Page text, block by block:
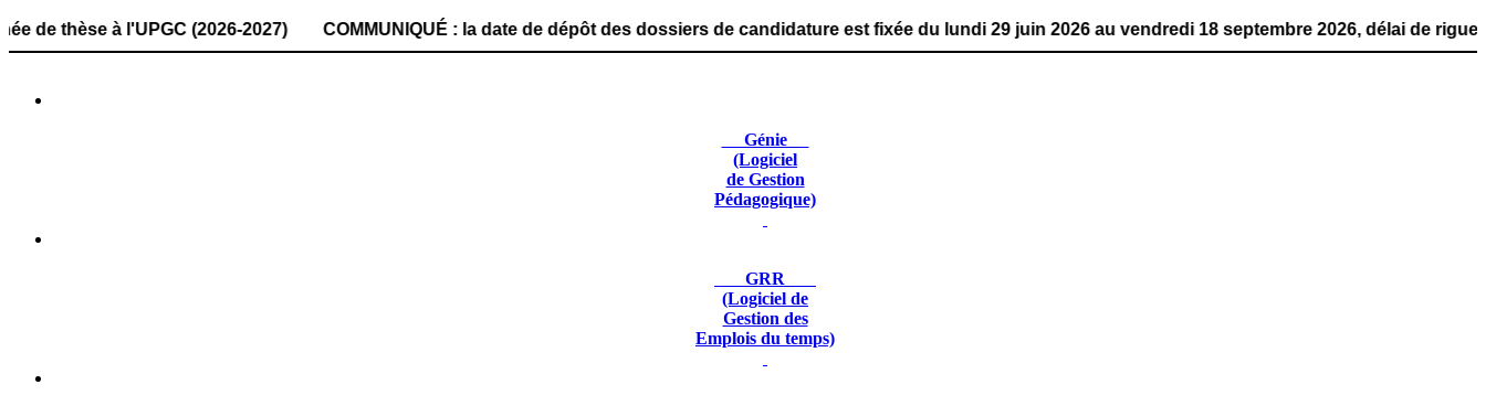
à l'UPGC (2026-2027) COMMUNIQUÉ : la date de dépôt des dossiers de candidature est fixée du lundi 29 juin 2026 au vendredi 18 septembre 2026, délai de
Génie
(Logiciel
de Gestion
Pédagogique)
GRR
(Logiciel de
Gestion des
Emplois du temps)